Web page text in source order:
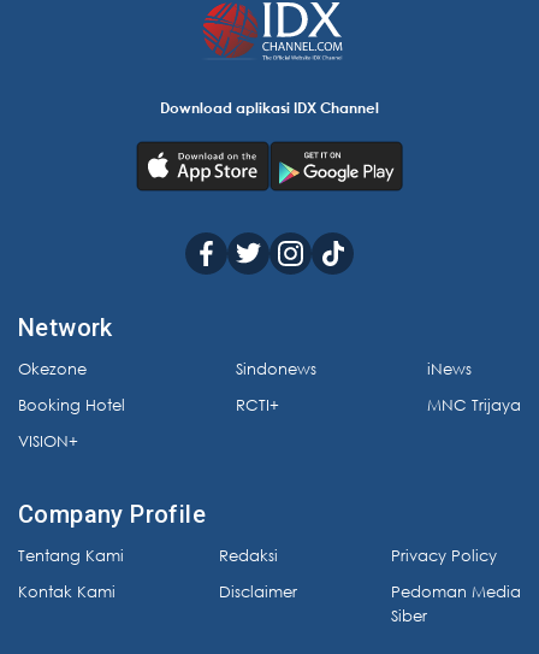
Download aplikasi IDX Channel
Network
Okezone
Booking Hotel
VISION+
Sindonews
RCTI+
iNews
MNC Trijaya
Company Profile
Tentang Kami
Kontak Kami
Redaksi
Disclaimer
Privacy Policy
Pedoman Media
Siber